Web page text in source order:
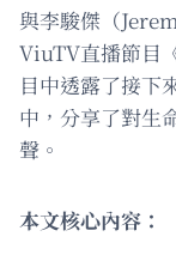
與李駿傑（
ViuTV直播節目
目中透露了接下
中，分享了對生
聲。
本文核心內容：